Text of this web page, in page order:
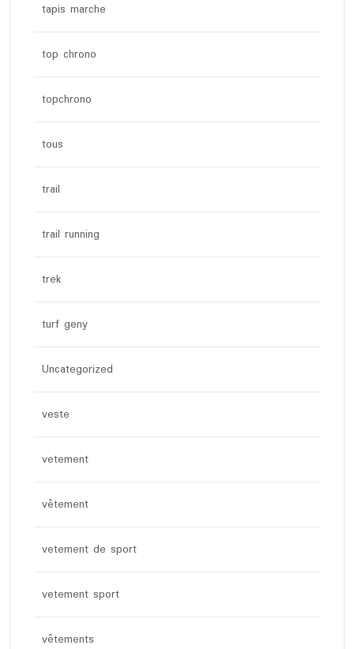
tapis marche
top chrono
topchrono
tous
trail
trail running
trek
turf geny
Uncategorized
veste
vetement
vêtement
vetement de sport
vetement sport
vêtements